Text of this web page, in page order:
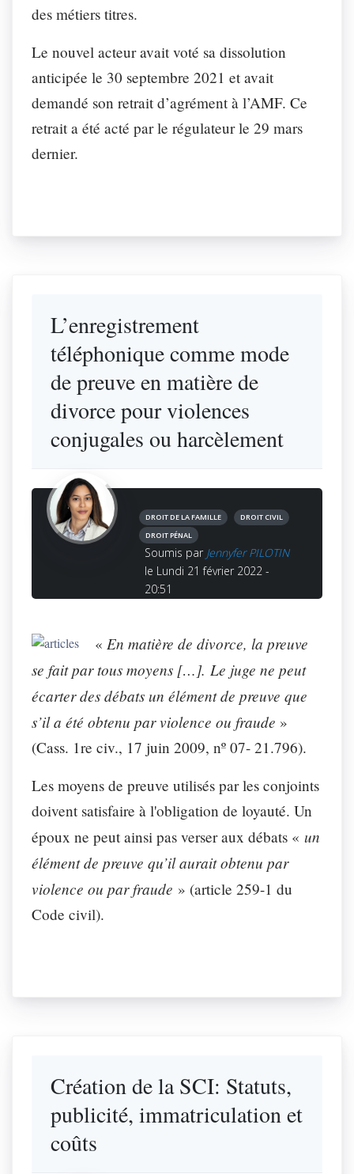
des métiers titres.
Le nouvel acteur avait voté sa dissolution
anticipée le 30 septembre 2021 et avait
demandé son retrait d’agrément à l’AMF. Ce
retrait a été acté par le régulateur le 29 mars
dernier.
L’enregistrement
téléphonique comme mode
de preuve en matière de
divorce pour violences
conjugales ou harcèlement
DROIT DE LA FAMILLE
DROIT CIVIL
DROIT PÉNAL
Soumis par Jennyfer PILOTIN
le Lundi 21 février 2022 -
20:51
« En matière de divorce, la preuve
se fait par tous moyens […]. Le juge ne peut
écarter des débats un élément de preuve que
s’il a été obtenu par violence ou fraude »
(Cass. 1re civ., 17 juin 2009, nº 07- 21.796).
Les moyens de preuve utilisés par les conjoints
doivent satisfaire à l'obligation de loyauté. Un
époux ne peut ainsi pas verser aux débats « un
élément de preuve qu’il aurait obtenu par
violence ou par fraude » (article 259-1 du
Code civil).
Création de la SCI: Statuts,
publicité, immatriculation et
coûts